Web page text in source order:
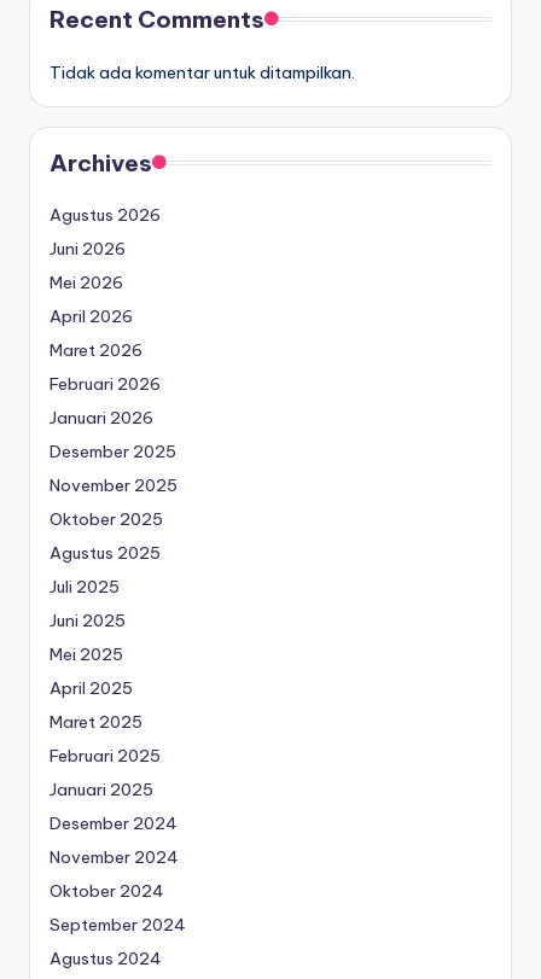
Recent Comments
Tidak ada komentar untuk ditampilkan.
Archives
Agustus 2026
Juni 2026
Mei 2026
April 2026
Maret 2026
Februari 2026
Januari 2026
Desember 2025
November 2025
Oktober 2025
Agustus 2025
Juli 2025
Juni 2025
Mei 2025
April 2025
Maret 2025
Februari 2025
Januari 2025
Desember 2024
November 2024
Oktober 2024
September 2024
Agustus 2024